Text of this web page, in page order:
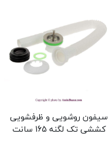
سیفون روشویی و ظرفشویی
کششی تک لگنه 165 سانت